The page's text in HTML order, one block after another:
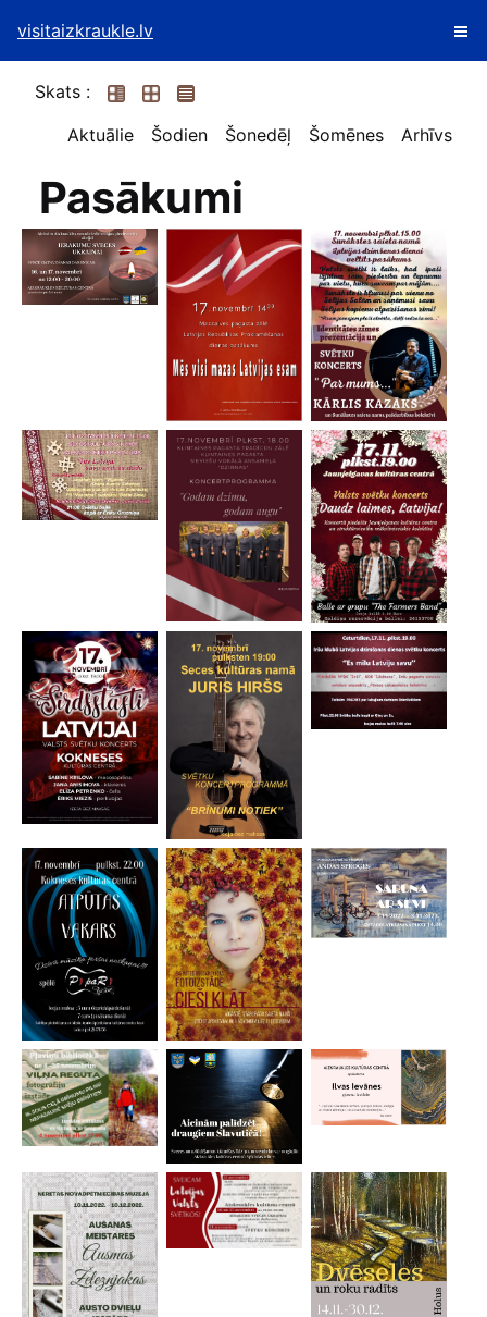
visitaizkraukle.lv
Skats :
Aktuālie
Šodien Šonedēļ Šomēnes Arhīvs
Pasākumi